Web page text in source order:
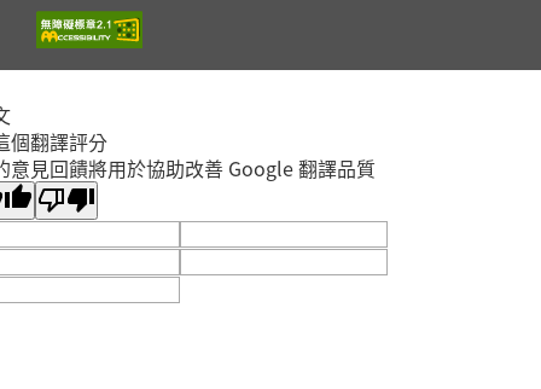
個翻譯評分
意見回饋將用於協助改善 Google 翻譯品質